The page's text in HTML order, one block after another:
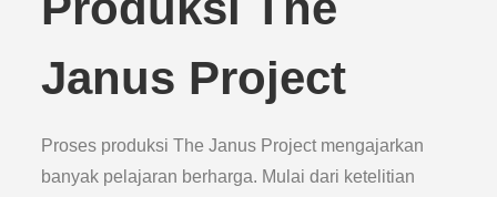
Janus Project
Proses produksi The Janus Project mengajarkan
banyak pelajaran berharga. Mulai dari ketelitian